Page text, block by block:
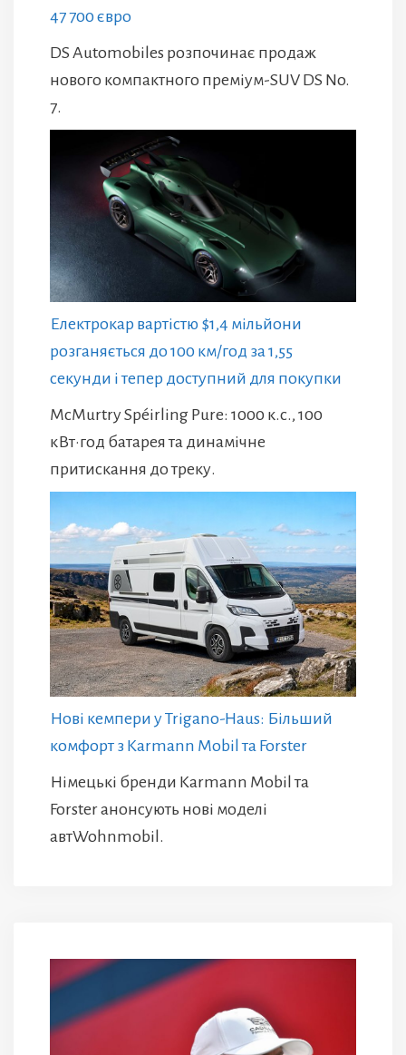
47 700 євро
DS Automobiles розпочинає продаж
нового компактного преміум-SUV DS No.
7.
Електрокар вартістю $1,4 мільйони
розганяється до 100 км/год за 1,55
секунди і тепер доступний для покупки
McMurtry Spéirling Pure: 1000 к.с., 100
кВт·год батарея та динамічне
притискання до треку.
Нові кемпери у Trigano-Haus: Більший
комфорт з Karmann Mobil та Forster
Німецькі бренди Karmann Mobil та
Forster анонсують нові моделі
автWohnmobil.